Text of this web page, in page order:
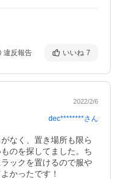
違反報告 いいね 7
2022/2/6
dec********さん
なく、置き場所も限ら
のを探してました。ち
ックを置けるので服や
かったです！